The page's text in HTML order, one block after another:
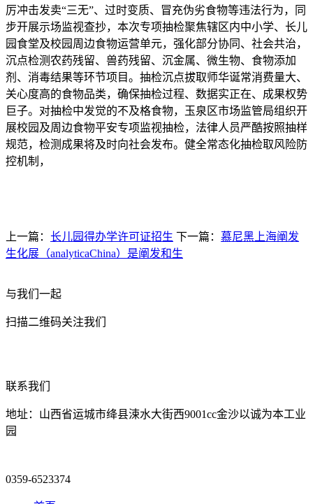
厉冲击发卖“三无”、过时变质、冒充伪劣食物等违法行为，同
步开展示场监视查抄，本次专项抽检聚焦辖区内中小学、长儿
园食堂及校园周边食物运营单元，强化部分协同、社会共治，
沉点检测农药残留、兽药残留、沉金属、微生物、食物添加
剂、消毒结果等环节项目。抽检沉点拔取师华诞常消费量大、
关心度高的食物品类，确保抽检过程、数据实正在、成果权势
巨子。对抽检中发觉的不及格食物，玉泉区市场监管局组织开
展校园及周边食物平安专项监视抽检，法律人员严酷按照抽样
规范，检测成果将及时向社会发布。健全常态化抽检取风险防
控机制，
上一篇： 长儿园得办学许可证招生 下一篇： 慕尼黑上海阐发
生化展（analyticaChina）是阐发和生
与我们一起
扫描二维码关注我们
联系我们
地址：山西省运城市绛县涑水大街西9001cc金沙以诚为本工业
园
0359-6523374